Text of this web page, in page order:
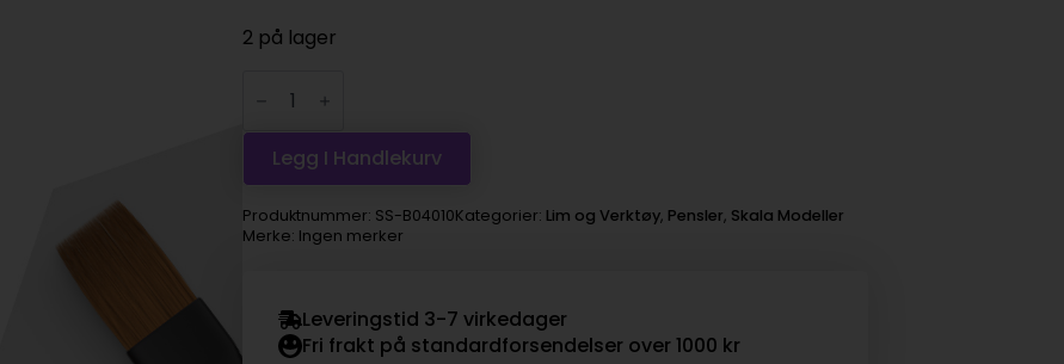
2 på lager
Brush
synthetic
hair
10
antall
Legg I Handlekurv
Produktnummer: SS-B04010Kategorier: Lim og Verktøy, Pensler, Skala Modeller
Merke: Ingen merker
Leveringstid 3-7 virkedager
Fri frakt på standardforsendelser over 1000 kr